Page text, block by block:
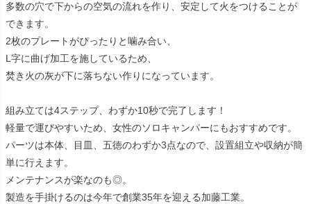
多数の穴で下からの空気の流れを作り、安定して火をつけることが
できます。
2枚のプレートがぴったりと噛み合い、
L字に曲げ加工を施しているため、
焚き火の灰が下に落ちない作りになっています。
組み立ては4ステップ、わずか10秒で完了します！
軽量で運びやすいため、女性のソロキャンパーにもおすすめです。
パーツは本体、目皿、五徳のわずか3点なので、設置組立や収納が簡
単に行えます。
メンテナンスが楽なのも◎。
製造を手掛けるのは今年で創業35年を迎える加藤工業。